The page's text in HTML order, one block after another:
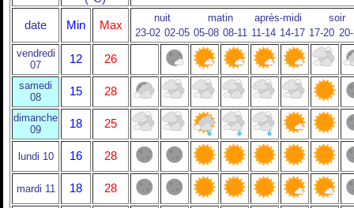
date Min Max
nuit matin après-midi
soir
23-02 02-05 05-08 08-11 11-14 14-17 17-20
vendredi
07
12 26
samedi
08
15 28
dimanche
09
18 25
lundi 10 16 28
mardi 11 18 28